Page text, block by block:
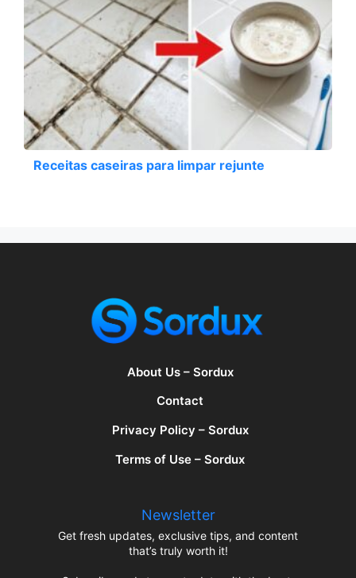
Receitas caseiras para limpar rejunte
About Us – Sordux
Contact
Privacy Policy – Sordux
Terms of Use – Sordux
Newsletter
Get fresh updates, exclusive tips, and content
that’s truly worth it!